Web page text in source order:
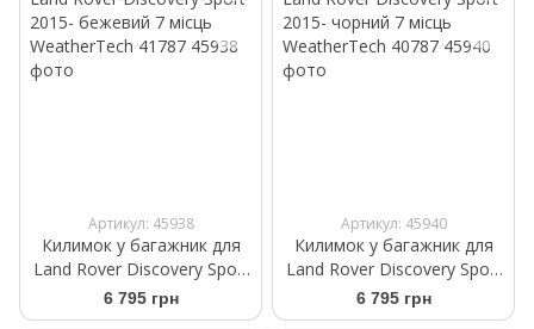
Артикул: 45938
Килимок у багажник для
Land Rover Discovery Sport
2015- бежевий 7 місць
WeatherTech 41787
6 795 грн
Артикул: 45940
Килимок у багажник для
Land Rover Discovery Sport
2015- чорний 7 місць
WeatherTech 40787
6 795 грн